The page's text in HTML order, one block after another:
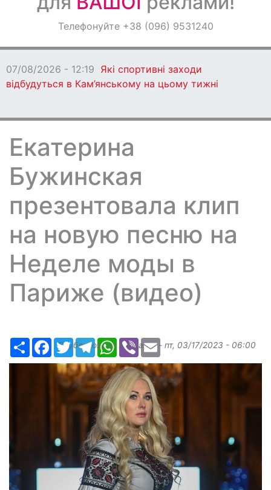
ОголошенняТелефонуйте +38 (096) 9531240
07/08/2026 - 12:19 Які спортивні заходи
відбудуться в Кам’янському на цьому тижні
Екатерина
Бужинская
презентовала клип
на новую песню на
Неделе моды в
Париже (видео)
РесурсFacebook
TwitterTelegramWhatsApp
ViberEmail
Опубликовано Margarita- пт, 03/17/2023 - 06:00